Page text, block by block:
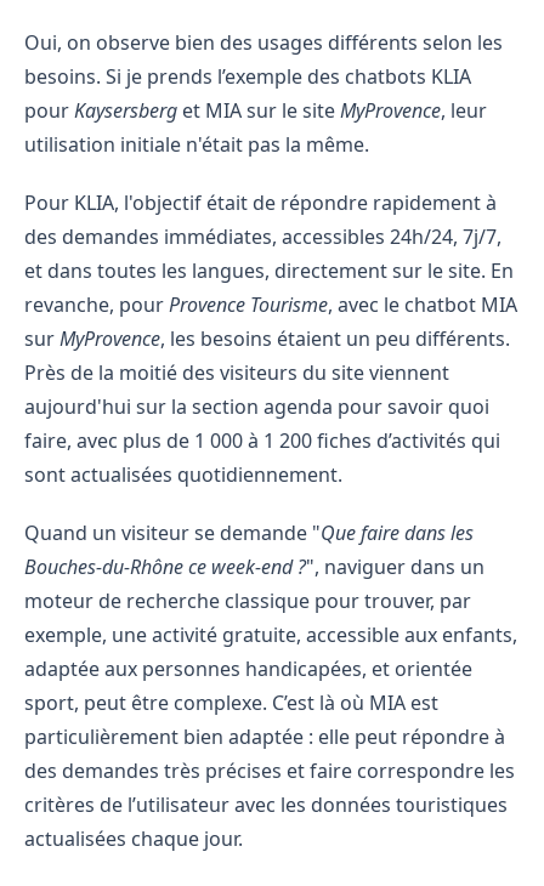
Oui, on observe bien des usages différents selon les
besoins. Si je prends l’exemple des chatbots KLIA
pourKaysersberg et MIA sur le siteMyProvence, leur
utilisation initiale n'était pas la même.
Pour KLIA, l'objectif était de répondre rapidement à
des demandes immédiates, accessibles 24h/24, 7j/7,
et dans toutes les langues, directement sur le site. En
revanche, pourProvence Tourisme, avec le chatbot MIA
surMyProvence, les besoins étaient un peu différents.
Près de la moitié des visiteurs du site viennent
aujourd'hui sur la section agenda pour savoir quoi
faire, avec plus de 1 000 à 1 200 fiches d’activités qui
sont actualisées quotidiennement.
Quand un visiteur se demande "Que faire dans les
Bouches-du-Rhône ce week-end ?", naviguer dans un
moteur de recherche classique pour trouver, par
exemple, une activité gratuite, accessible aux enfants,
adaptée aux personnes handicapées, et orientée
sport, peut être complexe. C’est là où MIA est
particulièrement bien adaptée : elle peut répondre à
des demandes très précises et faire correspondre les
critères de l’utilisateur avec les données touristiques
actualisées chaque jour.